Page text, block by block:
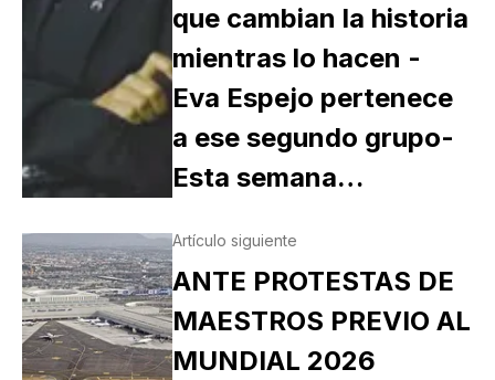
que cambian la historia
mientras lo hacen -
Eva Espejo pertenece
a ese segundo grupo-
Esta semana…
Artículo siguiente
ANTE PROTESTAS DE
MAESTROS PREVIO AL
MUNDIAL 2026